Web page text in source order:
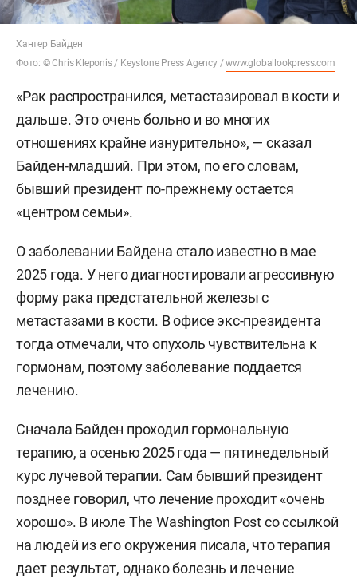
Хантер Байден
Фото: © Chris Kleponis / Keystone Press Agency /www.globallookpress.com
«Рак распространился, метастазировал в кости и
дальше. Это очень больно и во многих
отношениях крайне изнурительно», — сказал
Байден-младший. При этом, по его словам,
бывший президент по-прежнему остается
«центром семьи».
О заболевании Байдена стало известно в мае
2025 года. У него диагностировали агрессивную
форму рака предстательной железы с
метастазами в кости. В офисе экс-президента
тогда отмечали, что опухоль чувствительна к
гормонам, поэтому заболевание поддается
лечению.
Сначала Байден проходил гормональную
терапию, а осенью 2025 года — пятинедельный
курс лучевой терапии. Сам бывший президент
позднее говорил, что лечение проходит «очень
хорошо». В июле The Washington Postсо ссылкой
на людей из его окружения писала, что терапия
дает результат, однако болезнь и лечение